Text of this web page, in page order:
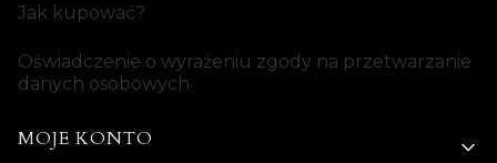
Jak kupować?
Oświadczenie o wyrażeniu zgody na przetwarzanie
danych osobowych
MOJE KONTO